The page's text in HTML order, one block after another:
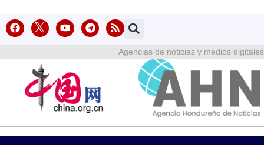
Agencias de noticias y medios digitales